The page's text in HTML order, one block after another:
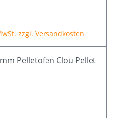
zzgl. Versandkosten